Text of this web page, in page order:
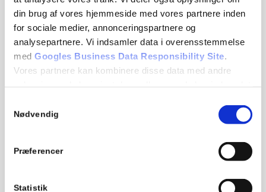
din brug af vores hjemmeside med vores partnere inden
for sociale medier, annonceringspartnere og
analysepartnere. Vi indsamler data i overensstemmelse
med Googles Business Data Responsibility Site
Vores partnere kan kombinere disse data med andre
Nødvendig
Præferencer
Statistik
A&H Medical A/S
Monday – Thursday: kl. 07:00 – 16:00